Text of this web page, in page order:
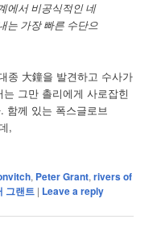
에서 비공식적인 네
는 가장 빠른 수단으
종 大鐘을 발견하고 수사가
그만 촐리에게 사로잡힌
함께 있는 폭스글로브
,
, Peter Grant,rivers of
그랜트 | Leave a reply